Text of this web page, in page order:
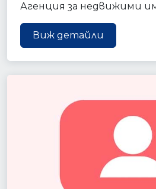
Агенция за недвижими
Виж детайли